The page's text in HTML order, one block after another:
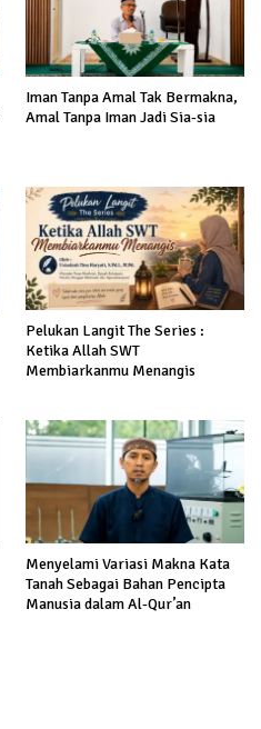
Iman Tanpa Amal Tak Bermakna,
Amal Tanpa Iman Jadi Sia-sia
Pelukan Langit The Series :
Ketika Allah SWT
Membiarkanmu Menangis
Menyelami Variasi Makna Kata
Tanah Sebagai Bahan Pencipta
Manusia dalam Al-Qur’an